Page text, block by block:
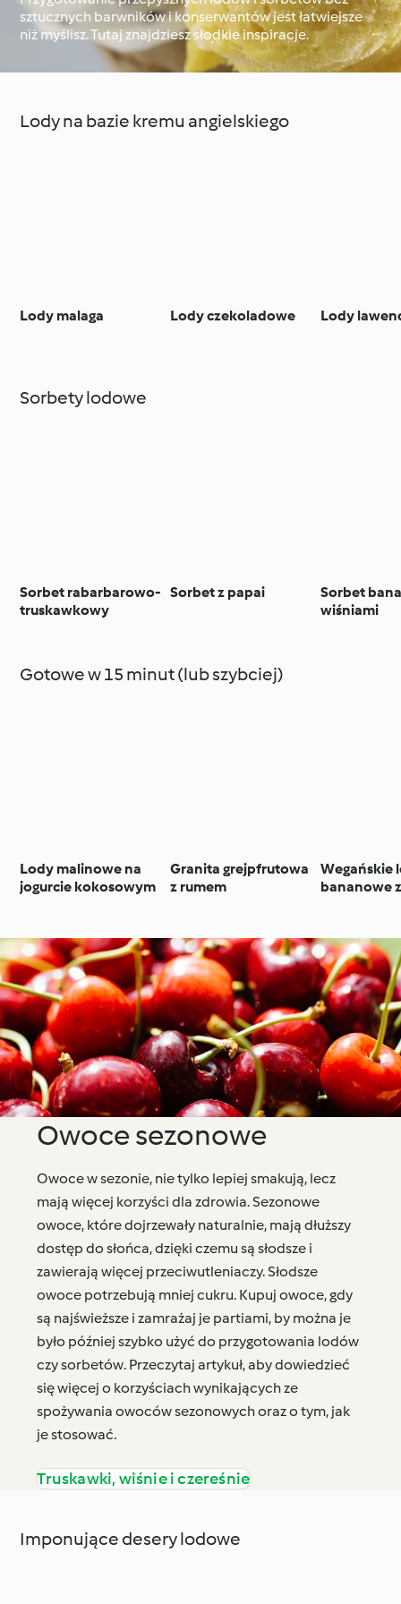
Dookoła świata z
Cookidoo®
Techniki kulinarne
sztucznych barwników i konserwantów jest łatwiejsze
niż myślisz. Tutaj znajdziesz słodkie inspiracje.
Lody na bazie kremu angielskiego
Lody malaga Lody czekoladowe Lody
Sorbety lodowe
Sorbet rabarbarowo-
truskawkowy
Sorbet z papai
Sorbet
wiśniami
Gotowe w 15 minut (lub szybciej)
Lody malinowe na
jogurcie kokosowym
Granita grejpfrutowa
z rumem
Wegańskie
bananowe
Owoce sezonowe
Owoce w sezonie, nie tylko lepiej smakują, lecz
mają więcej korzyści dla zdrowia. Sezonowe
owoce, które dojrzewały naturalnie, mają dłuższy
dostęp do słońca, dzięki czemu są słodsze i
zawierają więcej przeciwutleniaczy. Słodsze
owoce potrzebują mniej cukru. Kupuj owoce, gdy
są najświeższe i zamrażaj je partiami, by można je
było później szybko użyć do przygotowania lodów
czy sorbetów. Przeczytaj artykuł, aby dowiedzieć
się więcej o korzyściach wynikających ze
spożywania owoców sezonowych oraz o tym, jak
je stosować.
Truskawki, wiśnie i czereśnie
Imponujące desery lodowe